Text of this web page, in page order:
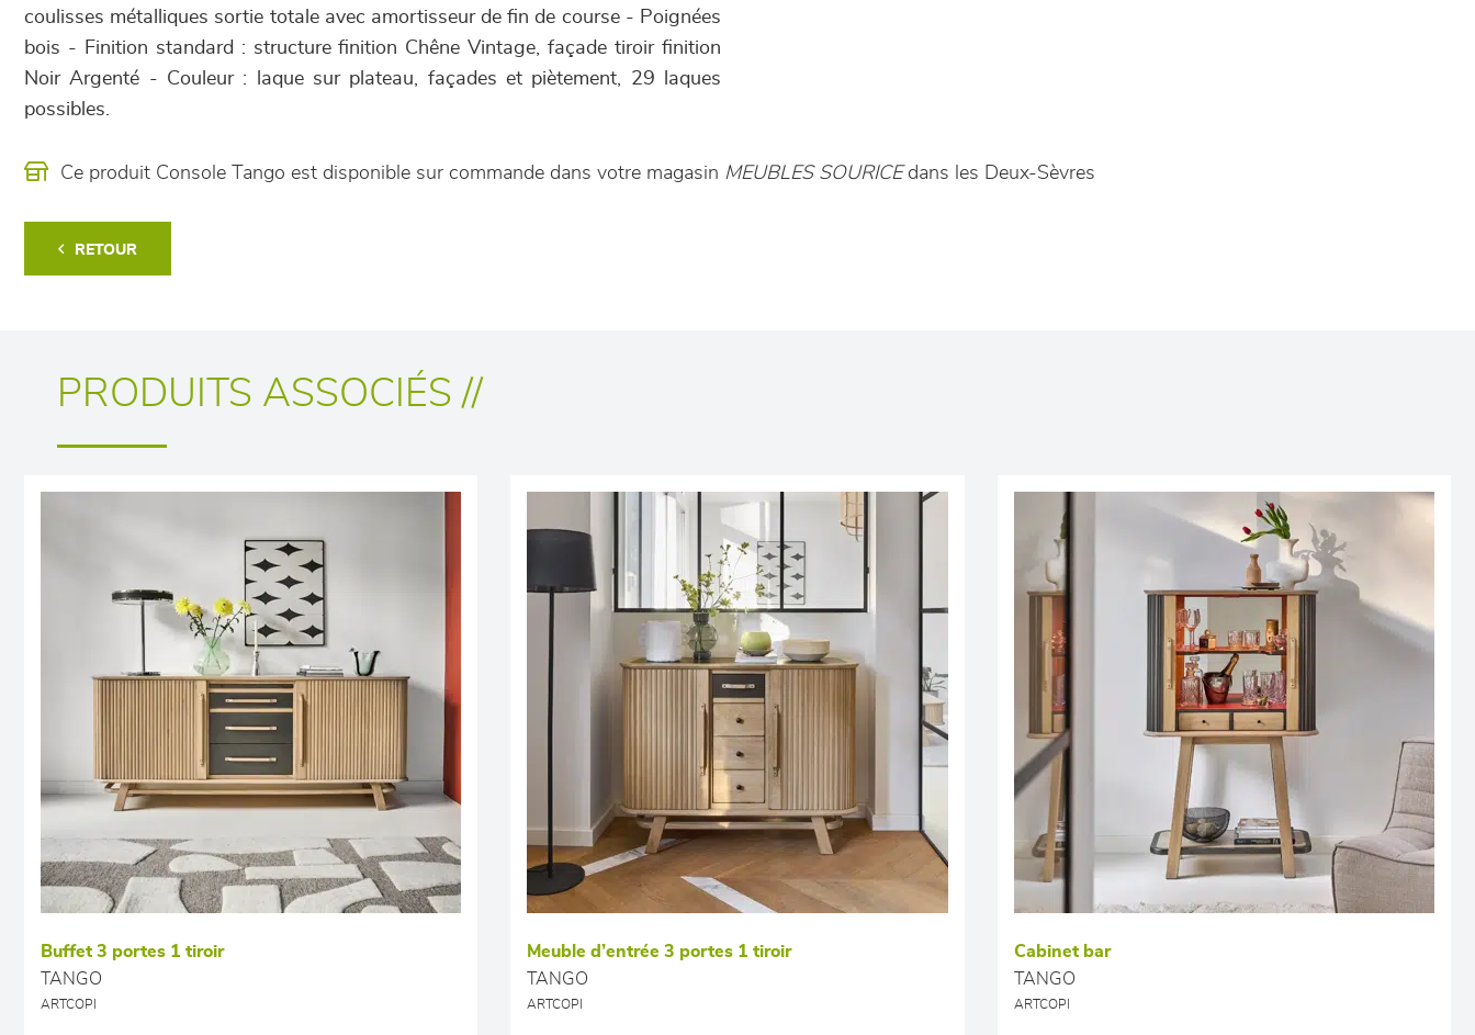
coulisses métalliques sortie totale avec amortisseur de fin de course - Poignées
bois - Finition standard : structure finition Chêne Vintage, façade tiroir finition
Noir Argenté - Couleur : laque sur plateau, façades et piètement, 29 laques
possibles.
Ce produit Console Tango est disponible sur commande dans votre magasin MEUBLES SOURICEdans les Deux-Sèvres
RETOUR
PRODUITS ASSOCIÉS //
Buffet 3 portes 1 tiroir
TANGO
ARTCOPI
Meuble d’entrée 3 portes 1 tiroir
TANGO
ARTCOPI
Cabinet bar
TANGO
ARTCOPI